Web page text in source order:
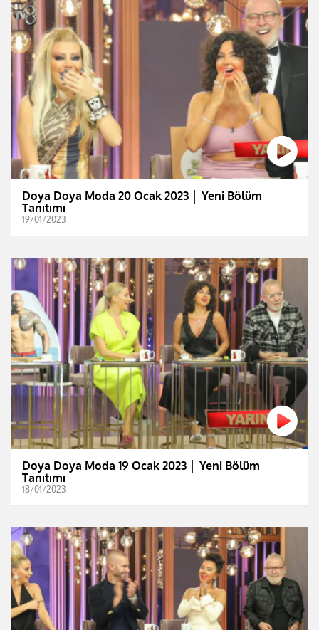
Doya Doya Moda 20 Ocak 2023 │ Yeni Bölüm
Tanıtımı
19/01/2023
Doya Doya Moda 19 Ocak 2023 │ Yeni Bölüm
Tanıtımı
18/01/2023